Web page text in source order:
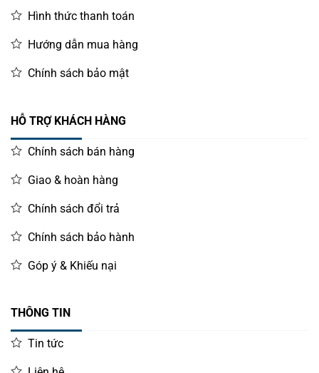
Hình thức thanh toán
Hướng dẫn mua hàng
Chính sách bảo mật
HỖ TRỢ KHÁCH HÀNG
Chính sách bán hàng
Giao & hoàn hàng
Chính sách đổi trả
Chính sách bảo hành
Góp ý & Khiếu nại
THÔNG TIN
Tin tức